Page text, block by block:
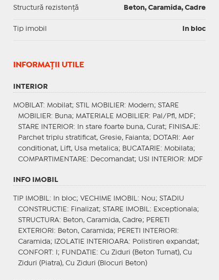
Structură rezistență Beton, Caramida, Cadre
Tip imobil In bloc
INFORMAŢII UTILE
INTERIOR
MOBILAT : Mobilat; STIL MOBILIER: Modern; STARE
MOBILIER: Buna; MATERIALE MOBILIER: Pal/Pfl, MDF;
STARE INTERIOR: In stare foarte buna, Curat; FINISAJE :
Parchet triplu stratificat, Gresie, Faianta;
DOTARI : Aer
conditionat, Lift, Usa metalica; BUCATARIE : Mobilata;
COMPARTIMENTARE : Decomandat; USI INTERIOR: MDF
INFO IMOBIL
TIP IMOBIL : In bloc; VECHIME IMOBIL : Nou; STADIU
CONSTRUCTIE : Finalizat; STARE IMOBIL : Exceptionala;
STRUCTURA: Beton, Caramida, Cadre; PERETI
EXTERIORI : Beton, Caramida; PERETI INTERIORI :
Caramida;
IZOLATIE INTERIOARA: Polistiren expandat;
CONFORT : I; FUNDATIE : Cu Ziduri (Beton Turnat), Cu
Ziduri (Piatra), Cu Ziduri (Blocuri Beton)